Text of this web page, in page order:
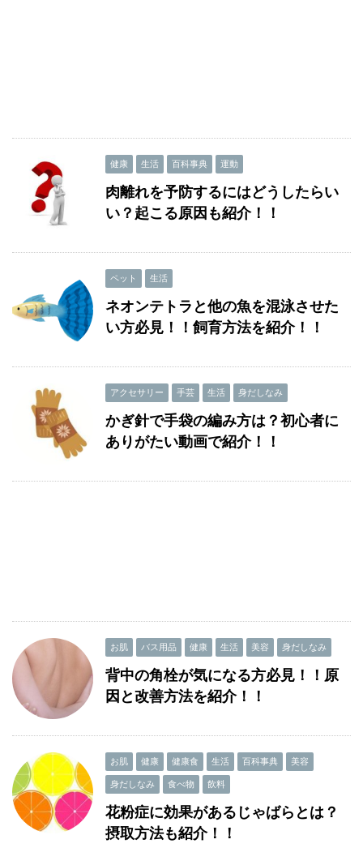
健康 生活 百科事典 運動
肉離れを予防するにはどうしたらい
い？起こる原因も紹介！！
ペット 生活
ネオンテトラと他の魚を混泳させた
い方必見！！飼育方法を紹介！！
アクセサリー 手芸 生活 身だしなみ
かぎ針で手袋の編み方は？初心者に
ありがたい動画で紹介！！
お肌 バス用品 健康 生活 美容 身だしなみ
背中の角栓が気になる方必見！！原
因と改善方法を紹介！！
お肌 健康 健康食 生活 百科事典 美容
身だしなみ 食べ物 飲料
花粉症に効果があるじゃばらとは？
摂取方法も紹介！！